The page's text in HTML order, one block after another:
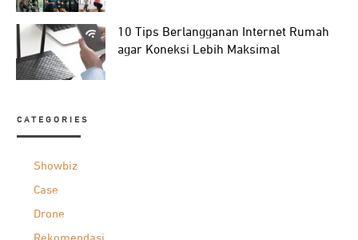
10 Tips Berlangganan Internet Rumah
agar Koneksi Lebih Maksimal
CATEGORIES
Showbiz
Case
Drone